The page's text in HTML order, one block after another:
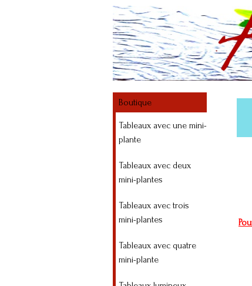
Boutique
Tableaux avec une mini-
plante
Tableaux avec deux
mini-plantes
Tableaux avec trois
mini-plantes
Tableaux avec quatre
mini-plante